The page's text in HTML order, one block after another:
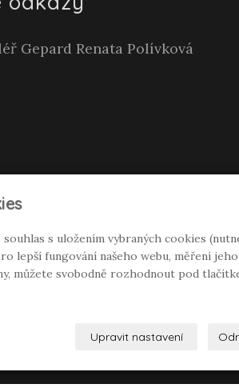
Gepard Renata Polívková
s uložením vybraných cookies
lepší fungování našeho webu, měření
můžete svobodně rozhodnout pod
Upravit nastavení